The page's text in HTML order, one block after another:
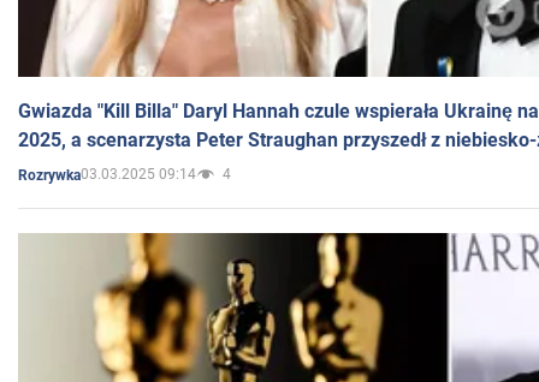
Gwiazda "Kill Billa" Daryl Hannah czule wspierała Ukrainę
2025, a scenarzysta Peter Straughan przyszedł z
Rozrywka03.03.2025 09:14 4